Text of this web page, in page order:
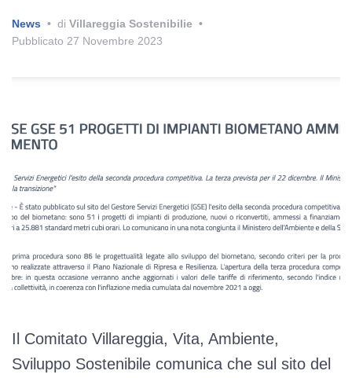
News • di Villareggia Sostenibilie •
Pubblicato 27 Novembre 2023
Il Comitato Villareggia, Vita, Ambiente,
Sviluppo Sostenibile comunica che sul sito del